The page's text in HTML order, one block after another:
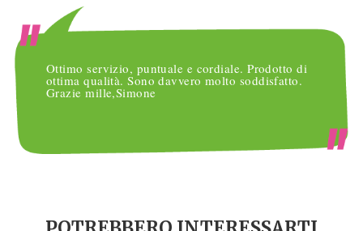
Ottimo servizio, puntuale e cordiale. Prodotto di
ottima qualità. Sono davvero molto soddisfatto.
Grazie mille,Simone